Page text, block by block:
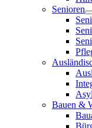
Senioren
Bauen &